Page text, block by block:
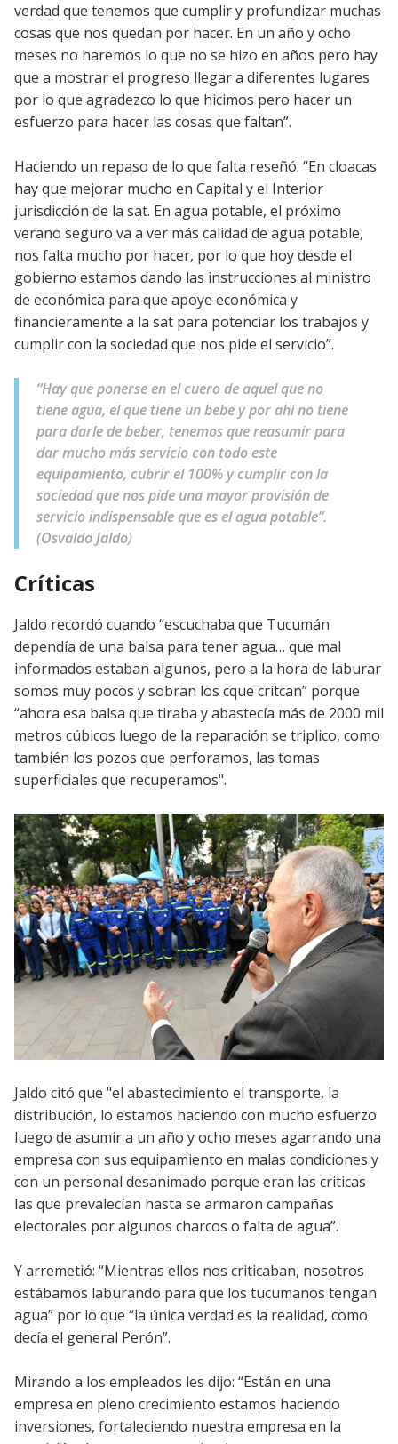
verdad que tenemos que cumplir y profundizar muchas
cosas que nos quedan por hacer. En un año y ocho
meses no haremos lo que no se hizo en años pero hay
que a mostrar el progreso llegar a diferentes lugares
por lo que agradezco lo que hicimos pero hacer un
esfuerzo para hacer las cosas que faltan”.
Haciendo un repaso de lo que falta reseñó: “En cloacas
hay que mejorar mucho en Capital y el Interior
jurisdicción de la sat. En agua potable, el próximo
verano seguro va a ver más calidad de agua potable,
nos falta mucho por hacer, por lo que hoy desde el
gobierno estamos dando las instrucciones al ministro
de económica para que apoye económica y
financieramente a la sat para potenciar los trabajos y
cumplir con la sociedad que nos pide el servicio”.
“Hay que ponerse en el cuero de aquel que no
tiene agua, el que tiene un bebe y por ahí no tiene
para darle de beber, tenemos que reasumir para
dar mucho más servicio con todo este
equipamiento, cubrir el 100% y cumplir con la
sociedad que nos pide una mayor provisión de
servicio indispensable que es el agua potable”.
(Osvaldo Jaldo)
Críticas
Jaldo recordó cuando “escuchaba que Tucumán
dependía de una balsa para tener agua… que mal
informados estaban algunos, pero a la hora de laburar
somos muy pocos y sobran los cque critcan” porque
“ahora esa balsa que tiraba y abastecía más de 2000 mil
metros cúbicos luego de la reparación se triplico, como
también los pozos que perforamos, las tomas
superficiales que recuperamos".
Jaldo citó que "el abastecimiento el transporte, la
distribución, lo estamos haciendo con mucho esfuerzo
luego de asumir a un año y ocho meses agarrando una
empresa con sus equipamiento en malas condiciones y
con un personal desanimado porque eran las criticas
las que prevalecían hasta se armaron campañas
electorales por algunos charcos o falta de agua”.
Y arremetió: “Mientras ellos nos criticaban, nosotros
estábamos laburando para que los tucumanos tengan
agua” por lo que “la única verdad es la realidad, como
decía el general Perón”.
Mirando a los empleados les dijo: “Están en una
empresa en pleno crecimiento estamos haciendo
inversiones, fortaleciendo nuestra empresa en la